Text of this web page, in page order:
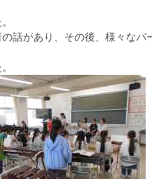
話があり、その後、様々なパ